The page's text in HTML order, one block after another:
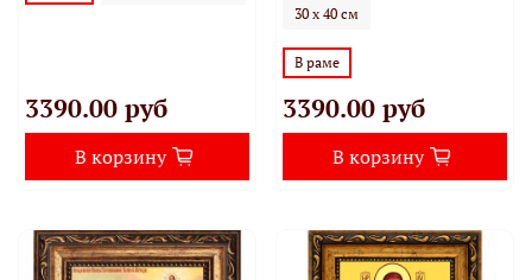
3390.00 руб
В корзину
30 х 40 см
В раме
3390.00 руб
В корзину